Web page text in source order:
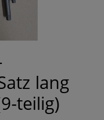
lang
teilig)